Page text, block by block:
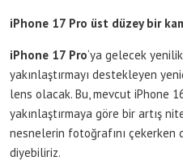
iPhone 17 Pro üst düzey bir
iPhone 17 Pro‘ya gelecek
yakınlaştırmayı destekleyen
lens olacak. Bu, mevcut iPhone
yakınlaştırmaya göre bir artış
nesnelerin fotoğrafını
diyebiliriz.